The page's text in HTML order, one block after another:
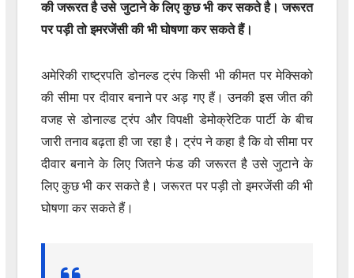
की जरूरत है उसे जुटाने के लिए कुछ भी कर सकते है। जरूरत
पर पड़ी तो इमरजेंसी की भी घोषणा कर सकते हैं।
अमेरिकी राष्ट्रपति डोनल्ड ट्रंप किसी भी कीमत पर मेक्सिको
की सीमा पर दीवार बनाने पर अड़ गए हैं। उनकी इस जीत की
वजह से डोनाल्ड ट्रंप और विपक्षी डेमोक्रेटिक पार्टी के बीच
जारी तनाव बढ़ता ही जा रहा है। ट्रंप ने कहा है कि वो सीमा पर
दीवार बनाने के लिए जितने फंड की जरूरत है उसे जुटाने के
लिए कुछ भी कर सकते है। जरूरत पर पड़ी तो इमरजेंसी की भी
घोषणा कर सकते हैं।